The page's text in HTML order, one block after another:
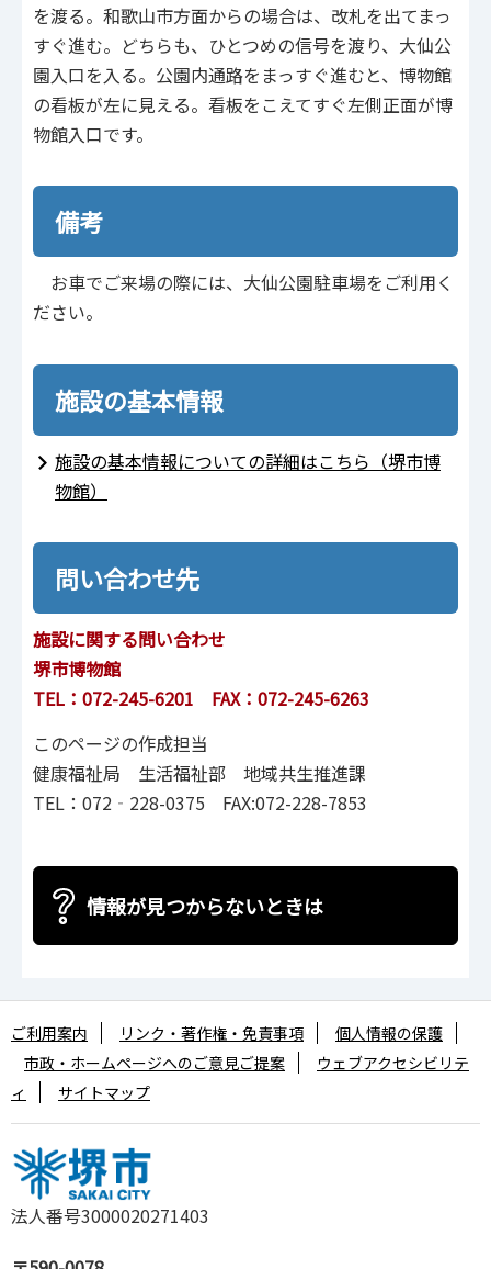
を渡る。和歌山市方面からの場合は、改札を出てまっ
すぐ進む。どちらも、ひとつめの信号を渡り、大仙公
園入口を入る。公園内通路をまっすぐ進むと、博物館
の看板が左に見える。看板をこえてすぐ左側正面が博
物館入口です。
備考
お車でご来場の際には、大仙公園駐車場をご利用く
ださい。
施設の基本情報
施設の基本情報についての詳細はこちら（堺市博
物館）
問い合わせ先
施設に関する問い合わせ
堺市博物館
TEL：072-245-6201 FAX：072-245-6263
このページの作成担当
健康福祉局 生活福祉部 地域共生推進課
TEL：072‐228-0375 FAX:072-228-7853
情報が見つからないときは
法人番号3000020271403
ご利用案内 リンク・著作権・免責事項
個人情報の保護
市政・ホームページへのご意見ご提案
ウェブアクセシビリテ
ィ
サイトマップ